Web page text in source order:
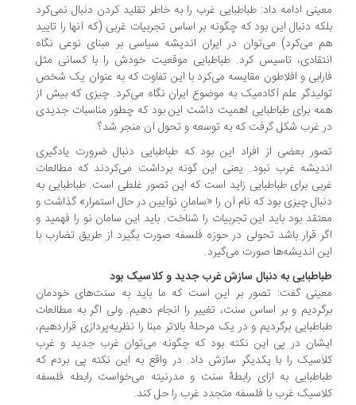
ادامه داد: طباطبایی غرب را به خاطر تقلید کردن دنبال نمی‌کرد
دنبال این بود که چگونه بر اساس تجربیات غربی (که آنها را تایید
می‌کرد) می‌توان در ایران اندیشه سیاسی بر مبنای نوعی نگاه
تاسیس کرد. طباطبایی موقعیت خودش را با کسانی مثل
و افلاطون مقایسه می‌کرد با این تفاوت که به عنوان یک شخص
علم آکادمیک به موضوع ایران نگاه می‌کرد. چیزی که بیش از
برای طباطبایی اهمیت داشت این بود که چطور مناسبات جدیدی
غرب شکل گرفت که به توسعه و تحول آن منجر شد؟
بعضی از افراد این بود که طباطبایی دنبال ضرورت یادگیری
غرب نبود. یعنی این گونه برداشت می‌کردند که مطالعات
برای طباطبایی زاید است که این تصور غلطی است. طباطبایی به
چیزی بود که نام آن را «سامانِ نوآیین در حال استمرار» گذاشت و
بود باید این تجربیات را شناخت. باید این سامان نو را فهمید و
قرار باشد تحولی در حوزه فلسفه صورت بگیرد از طریق تضارب با
اندیشه‌ها صورت می‌گیرد.
به دنبال سازش غرب جدید و کلاسیک بود
گفت: تصور بر این است که ما باید به سنت‌های خودمان
و بر اساس سنت، تغییر را انجام دهیم. ولی اگر به مطالعات
برگردیم و در یک مرحلۀ بالاتر مبنا را نظریه‌پردازی قراردهیم،
در پی این نکته بود که چگونه می‌توان غرب جدید و غرب
را با یکدیگر سازش داد. در واقع به این نکته پی بردم که
به ازای رابطۀ سنت و مدرنیته می‌خواست رابطه فلسفه
غرب با فلسفه متجدد غرب را حل کند.